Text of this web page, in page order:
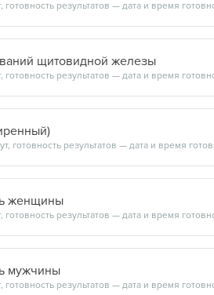
щитовидной железы
женщины
мужчины